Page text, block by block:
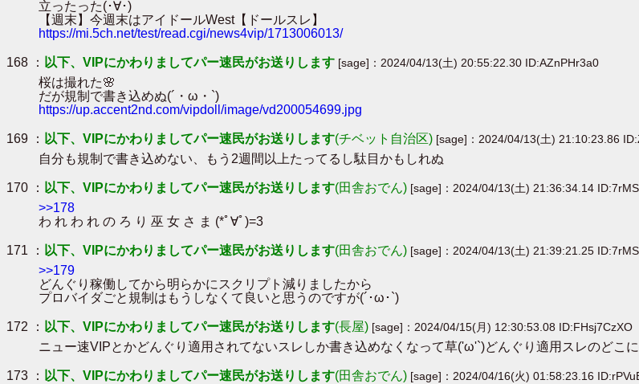
立ったった(･∀･)
【週末】今週末はアイドールWest【ドールスレ】
https://mi.5ch.net/test/read.cgi/news4vip/1713006013/
168 ： 以下、VIPにかわりましてパー速民がお送りします [sage]：2024/04/13(土) 20:55:22.30 ID:AZnPHr3a0
桜は撮れた🌸
だが規制で書き込めぬ(´・ω・`)
https://up.accent2nd.com/vipdoll/image/vd200054699.jpg
169 ： 以下、VIPにかわりましてパー速民がお送りします(チベット自治区) [sage]：2024/04/13(土) 21:10:23.86
自分も規制で書き込めない、もう2週間以上たってるし駄目かもしれぬ
170 ： 以下、VIPにかわりましてパー速民がお送りします(田舎おでん) [sage]：2024/04/13(土) 21:36:34.14
>>178
わ れ わ れ の ろ り 巫 女 さ ま (*ﾟ∀ﾟ)=3
171 ： 以下、VIPにかわりましてパー速民がお送りします(田舎おでん) [sage]：2024/04/13(土) 21:39:21.25
>>179
どんぐり稼働してから明らかにスクリプト減りましたから
プロバイダごと規制はもうしなくて良いと思うのですが(´･ω･`)
172 ： 以下、VIPにかわりましてパー速民がお送りします(長屋) [sage]：2024/04/15(月) 12:30:53.08 ID:FHsj7CzXO
ニュー速VIPとかどんぐり適用されてないスレしか書き込めなくなって草('ω'`)どんぐり適用スレのどこ
173 ： 以下、VIPにかわりましてパー速民がお送りします(田舎おでん) [sage]：2024/04/16(火) 01:58:23.16